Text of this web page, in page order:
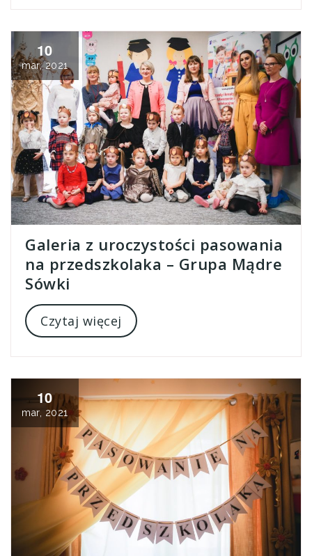
10
mar, 2021
Galeria z uroczystości pasowania
na przedszkolaka – Grupa Mądre
Sówki
Czytaj więcej
10
mar, 2021